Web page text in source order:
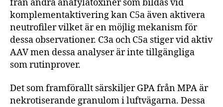
från andra anafylatoxiner som bildas vid
komplementaktivering kan C5a även aktivera
neutrofiler vilket är en möjlig mekanism för
dessa observationer. C3a och C5a stiger vid aktiv
AAV men dessa analyser är inte tillgängliga
som rutinprover.
Det som framförallt särskiljer GPA från MPA är
nekrotiserande granulom i luftvägarna. Dessa